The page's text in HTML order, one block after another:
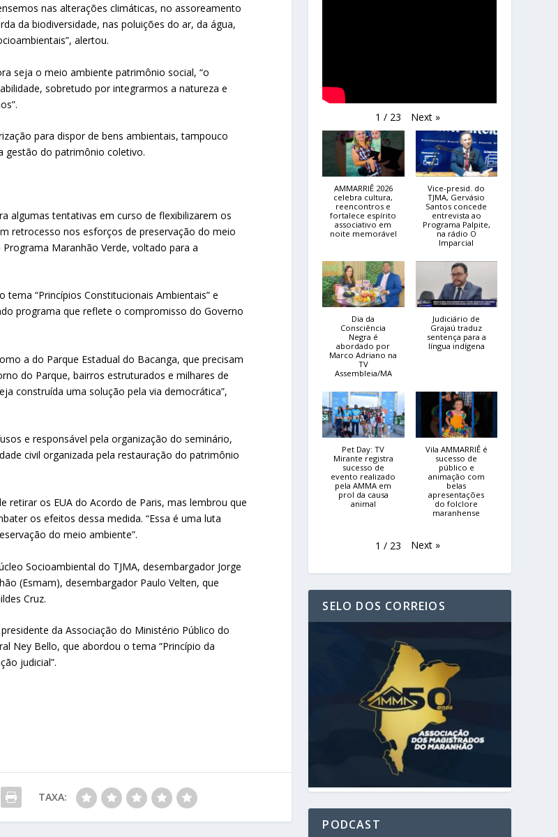
nas alterações climáticas, no assoreamento
da biodiversidade, nas poluições do ar, da água,
alertou.
seja o meio ambiente patrimônio social, “o
sobretudo por integrarmos a natureza e
para dispor de bens ambientais, tampouco
gestão do patrimônio coletivo.
algumas tentativas em curso de flexibilizarem os
retrocesso nos esforços de preservação do meio
Maranhão Verde, voltado para a
“Princípios Constitucionais Ambientais” e
programa que reflete o compromisso do Governo
a do Parque Estadual do Bacanga, que precisam
do Parque, bairros estruturados e milhares de
construída uma solução pela via democrática”,
e responsável pela organização do seminário,
civil organizada pela restauração do patrimônio
os EUA do Acordo de Paris, mas lembrou que
os efeitos dessa medida. “Essa é uma luta
do meio ambiente”.
Socioambiental do TJMA, desembargador Jorge
(Esmam), desembargador Paulo Velten, que
Cruz.
da Associação do Ministério Público do
Ney Bello, que abordou o tema “Princípio da
judicial”.
TAXA:
1 / 23 Next »
AMMARRIÊ 2026
celebra cultura,
reencontros e
fortalece espírito
associativo em
noite memorável
Vice-presid. do
TJMA, Gervásio
Santos concede
entrevista ao
Programa Palpite,
na rádio O
Imparcial
Dia da
Consciência
Negra é
abordado por
Marco Adriano na
TV
Assembleia/MA
Judiciário de
Grajaú traduz
sentença para a
língua indígena
Pet Day: TV
Mirante registra
sucesso de
evento realizado
pela AMMA em
prol da causa
animal
Vila AMMARRIÊ é
sucesso de
público e
animação com
belas
apresentações
do folclore
maranhense
1 / 23 Next »
SELO DOS CORREIOS
PODCAST